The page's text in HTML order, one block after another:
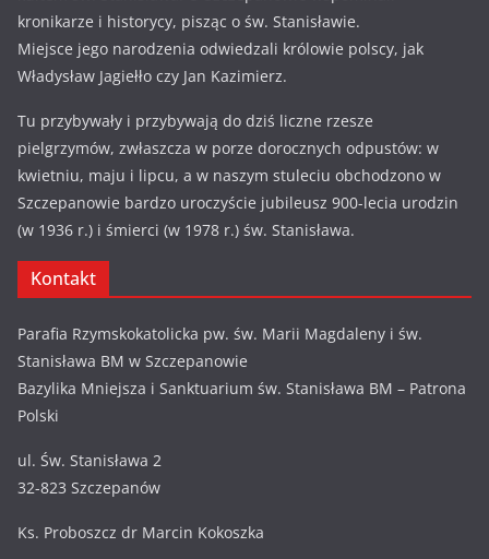
kronikarze i historycy, pisząc o św. Stanisławie.
Miejsce jego narodzenia odwiedzali królowie polscy, jak
Władysław Jagiełło czy Jan Kazimierz.
Tu przybywały i przybywają do dziś liczne rzesze
pielgrzymów, zwłaszcza w porze dorocznych odpustów: w
kwietniu, maju i lipcu, a w naszym stuleciu obchodzono w
Szczepanowie bardzo uroczyście jubileusz 900-lecia urodzin
(w 1936 r.) i śmierci (w 1978 r.) św. Stanisława.
Kontakt
Parafia Rzymskokatolicka pw. św. Marii Magdaleny i św.
Stanisława BM w Szczepanowie
Bazylika Mniejsza i Sanktuarium św. Stanisława BM – Patrona
Polski
ul. Św. Stanisława 2
32-823 Szczepanów
Ks. Proboszcz dr Marcin Kokoszka